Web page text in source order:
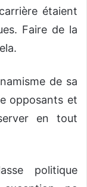
étaient
Faire de la
de sa
opposants et
en tout
politique